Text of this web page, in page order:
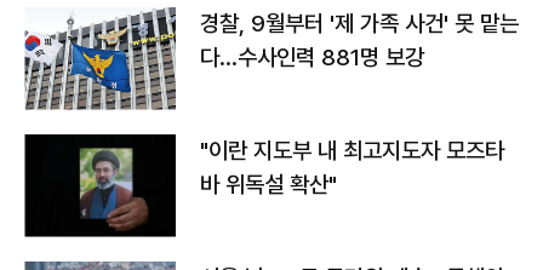
경찰, 9월부터 '제 가족 사건' 못 맡는
다…수사인력 881명 보강
"이란 지도부 내 최고지도자 모즈타
바 위독설 확산"